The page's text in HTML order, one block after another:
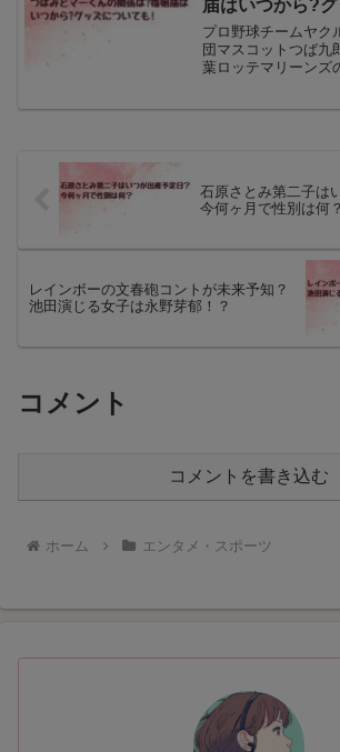
届はいつから?
プロ野球チームヤク
団マスコットつば九
葉ロッテマリーンズ
石原さとみ第二子は
今何ヶ月で性別は何？
レインボーの文春砲コントが未来予知？
池田演じる女子は永野芽郁！？
コメント
コメントを書き込む
ホーム エンタメ・スポーツ